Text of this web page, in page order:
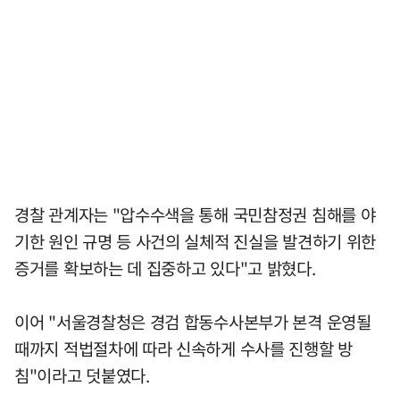
경찰 관계자는 "압수수색을 통해 국민참정권 침해를 야
기한 원인 규명 등 사건의 실체적 진실을 발견하기 위한
증거를 확보하는 데 집중하고 있다"고 밝혔다.
이어 "서울경찰청은 경검 합동수사본부가 본격 운영될
때까지 적법절차에 따라 신속하게 수사를 진행할 방
침"이라고 덧붙였다.